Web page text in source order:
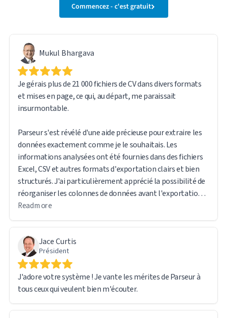
Commencez - c'est gratuit
Mukul Bhargava
Je gérais plus de 21 000 fichiers de CV dans divers formats
et mises en page, ce qui, au départ, me paraissait
insurmontable.
Parseur s'est révélé d'une aide précieuse pour extraire les
données exactement comme je le souhaitais. Les
informations analysées ont été fournies dans des fichiers
Excel, CSV et autres formats d'exportation clairs et bien
structurés. J'ai particulièrement apprécié la possibilité de
réorganiser les colonnes de données avant l'exportation.
Le logiciel est intuitif et convivial. J'ai également trouvé
très utile le fait que le fichier original reste accessible via
un lien URL direct dans le rapport exporté, ce qui facilite la
consultation des documents sources en cas de besoin.
Le traitement d'un tel volume de données a engendré
quelques difficultés techniques. Cependant, l'équipe
d'assistance de Parseur a été rapide et réactive. En réalité,
Read more
Jace Curtis
Président
J'adore votre système ! Je vante les mérites de Parseur à
tous ceux qui veulent bien m'écouter.